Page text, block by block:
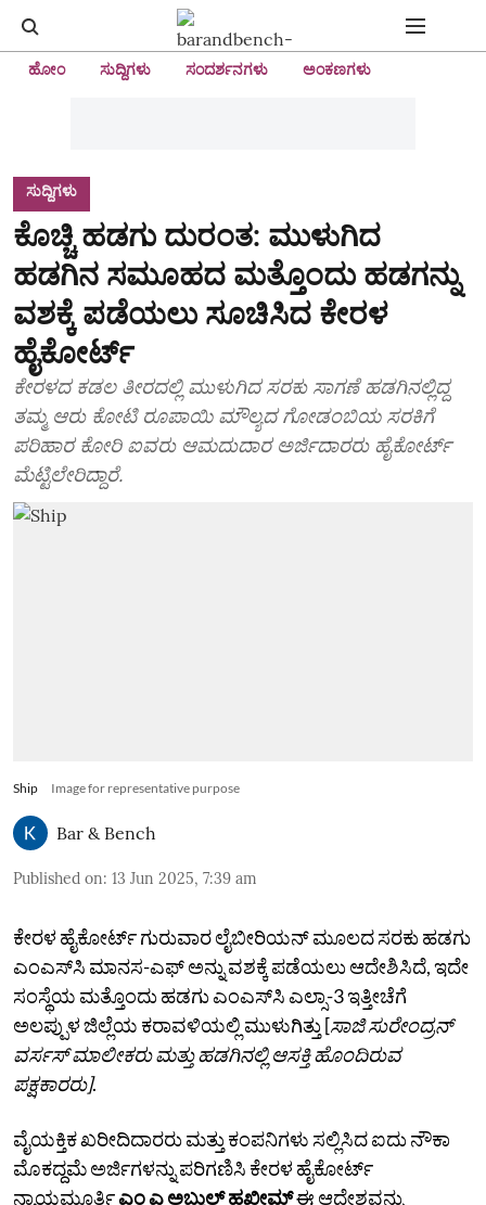
ಹೋಂ ಸುದ್ದಿಗಳು ಸಂದರ್ಶನಗಳು ಅಂಕಣಗಳು
ಸುದ್ದಿಗಳು
ಕೊಚ್ಚಿ ಹಡಗು ದುರಂತ: ಮುಳುಗಿದ
ಹಡಗಿನ ಸಮೂಹದ ಮತ್ತೊಂದು ಹಡಗನ್ನು
ವಶಕ್ಕೆ ಪಡೆಯಲು ಸೂಚಿಸಿದ ಕೇರಳ
ಹೈಕೋರ್ಟ್‌
ಕೇರಳದ ಕಡಲ ತೀರದಲ್ಲಿ ಮುಳುಗಿದ ಸರಕು ಸಾಗಣೆ ಹಡಗಿನಲ್ಲಿದ್ದ
ತಮ್ಮ ಆರು ಕೋಟಿ ರೂಪಾಯಿ ಮೌಲ್ಯದ ಗೋಡಂಬಿಯ ಸರಕಿಗೆ
ಪರಿಹಾರ ಕೋರಿ ಐವರು ಆಮದುದಾರ ಅರ್ಜಿದಾರರು ಹೈಕೋರ್ಟ್‌
ಮೆಟ್ಟಿಲೇರಿದ್ದಾರೆ.
Ship Image for representative purpose
Bar & Bench
Published on: 13 Jun 2025, 7:39 am
ಕೇರಳ ಹೈಕೋರ್ಟ್ ಗುರುವಾರ ಲೈಬೀರಿಯನ್ ಮೂಲದ ಸರಕು ಹಡಗು
ಎಂಎಸ್‌ಸಿ ಮಾನಸ-ಎಫ್‌ ಅನ್ನು ವಶಕ್ಕೆ ಪಡೆಯಲು ಆದೇಶಿಸಿದೆ, ಇದೇ
ಸಂಸ್ಥೆಯ ಮತ್ತೊಂದು ಹಡಗು ಎಂಎಸ್‌ಸಿ ಎಲ್ಸಾ-3 ಇತ್ತೀಚೆಗೆ
ಅಲಪ್ಪುಳ ಜಿಲ್ಲೆಯ ಕರಾವಳಿಯಲ್ಲಿ ಮುಳುಗಿತ್ತು [ಸಾಜಿ ಸುರೇಂದ್ರನ್
ವರ್ಸಸ್‌ ಮಾಲೀಕರು ಮತ್ತು ಹಡಗಿನಲ್ಲಿ ಆಸಕ್ತಿ ಹೊಂದಿರುವ
ಪಕ್ಷಕಾರರು].
ವೈಯಕ್ತಿಕ ಖರೀದಿದಾರರು ಮತ್ತು ಕಂಪನಿಗಳು ಸಲ್ಲಿಸಿದ ಐದು ನೌಕಾ
ಮೊಕದ್ದಮೆ ಅರ್ಜಿಗಳನ್ನು ಪರಿಗಣಿಸಿ ಕೇರಳ ಹೈಕೋರ್ಟ್‌
ನ್ಯಾಯಮೂರ್ತಿಎಂ ಎ ಅಬ್ದುಲ್ ಹಖೀಮ್ಈ ಆದೇಶವನ್ನು